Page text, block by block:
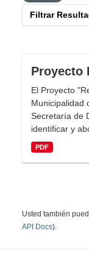
Filtrar
Proyecto
El Proyecto
Municipalidad
Secretaría de
identificar y
PDF
Usted también
API Docs).